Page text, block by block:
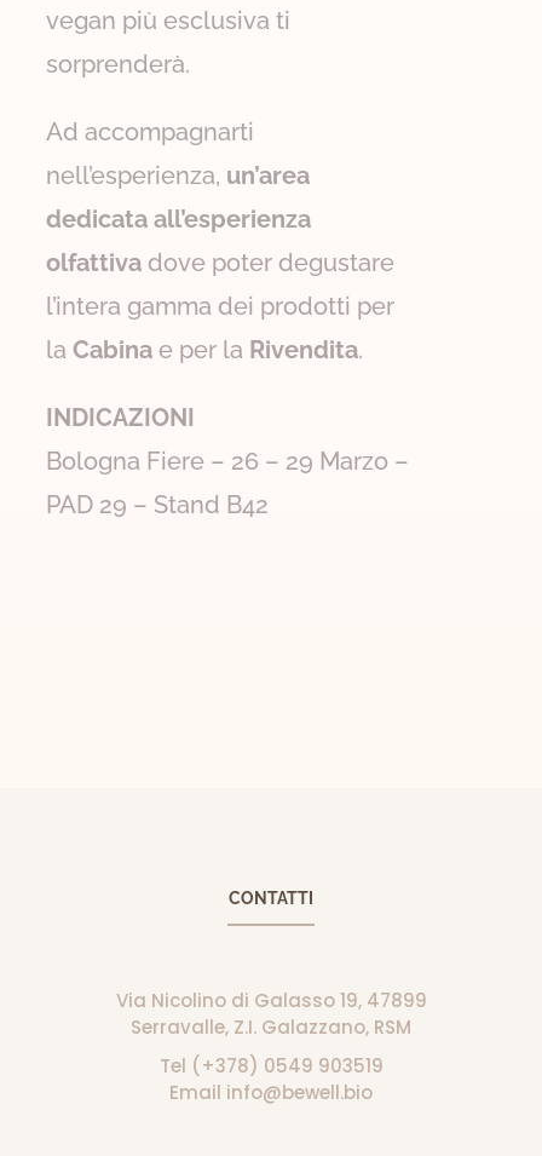
vegan più esclusiva ti
sorprenderà.
Ad accompagnarti
nell’esperienza, un’area
dedicata all’esperienza
olfattivadove poter degustare
l’intera gamma dei prodotti per
la Cabinae per la Rivendita.
INDICAZIONI
Bologna Fiere – 26 – 29 Marzo –
PAD 29 – Stand B42
CONTATTI
Via Nicolino di Galasso 19, 47899
Serravalle, Z.I. Galazzano, RSM
Tel (+378) 0549 903519
Email info@bewell.bio